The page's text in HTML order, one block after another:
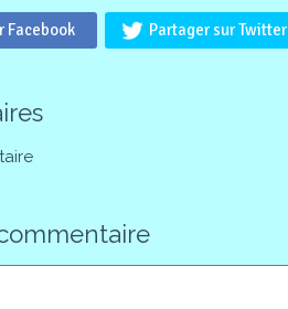
Facebook Partager sur Twitter